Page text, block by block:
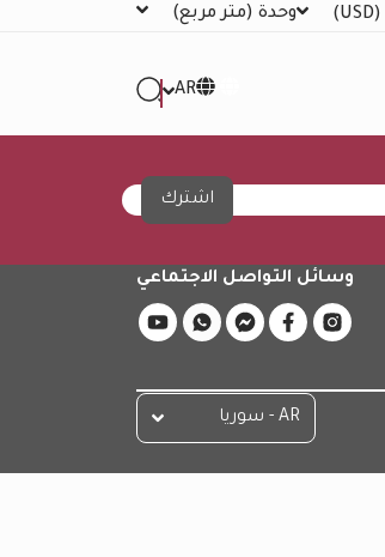
(USD) وحدة (متر مربع)
AR
اشترك
وسائل التواصل الاجتماعي
AR - سوريا